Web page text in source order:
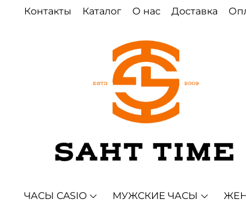
Контакты Каталог О нас Доставка
ЧАСЫ CASIO МУЖСКИЕ ЧАСЫ